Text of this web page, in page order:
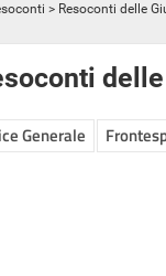
> Resoconti delle
Generale